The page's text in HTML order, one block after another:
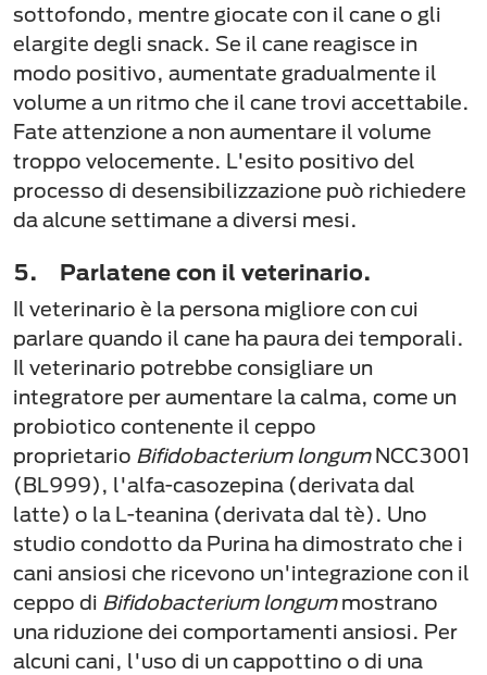
sottofondo, mentre giocate con il cane o gli
elargite degli snack. Se il cane reagisce in
modo positivo, aumentate gradualmente il
volume a un ritmo che il cane trovi accettabile.
Fate attenzione a non aumentare il volume
troppo velocemente. L'esito positivo del
processo di desensibilizzazione può richiedere
da alcune settimane a diversi mesi.
5. Parlatene con il veterinario.
Il veterinario è la persona migliore con cui
parlare quando il cane ha paura dei temporali.
Il veterinario potrebbe consigliare un
integratore per aumentare la calma, come un
probiotico contenente il ceppo
proprietario Bifidobacterium longumNCC3001
(BL999), l'alfa-casozepina (derivata dal
latte) o la L-teanina (derivata dal tè). Uno
studio condotto da Purina ha dimostrato che i
cani ansiosi che ricevono un'integrazione con il
ceppo di Bifidobacterium longummostrano
una riduzione dei comportamenti ansiosi. Per
alcuni cani, l'uso di un cappottino o di una